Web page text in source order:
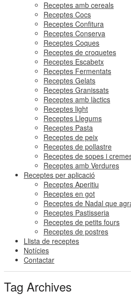
Receptes amb cereals
Receptes Cocs
Receptes Confitura
Receptes Conserva
Receptes Coques
Receptes de croquetes
Receptes Escabetx
Receptes Fermentats
Receptes Gelats
Receptes Granissats
Receptes amb làctics
Receptes light
Receptes Llegums
Receptes Pasta
Receptes de peix
Receptes de pollastre
Receptes de sopes i
Receptes amb Verdures
Receptes per aplicació
Receptes Aperitiu
Receptes en got
Receptes de Nadal que
Receptes Pastisseria
Receptes de petits fours
Receptes de postres
Llista de receptes
Notícies
Contactar
Tag Archives